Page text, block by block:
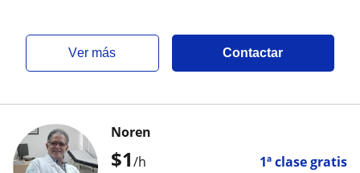
ver más Contactar
$1/h 1ª clase gratis
Noren